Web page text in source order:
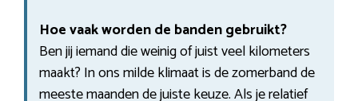
Hoe vaak worden de banden gebruikt?
Ben jij iemand die weinig of juist veel kilometers
maakt? In ons milde klimaat is de zomerband de
meeste maanden de juiste keuze. Als je relatief